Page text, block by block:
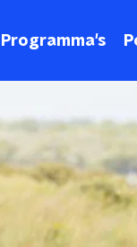
Programma's